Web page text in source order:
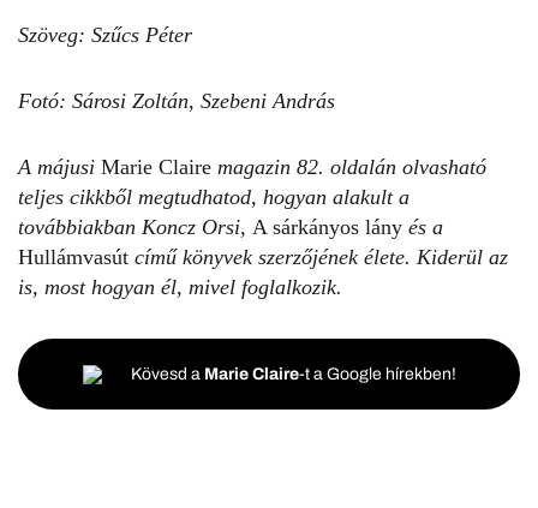
Szöveg: Szűcs Péter
Fotó: Sárosi Zoltán, Szebeni András
A májusi Marie Claire magazin 82. oldalán olvasható
teljes cikkből megtudhatod, hogyan alakult a
továbbiakban Koncz Orsi, A sárkányos lány és a
Hullámvasút című könyvek szerzőjének élete. Kiderül az
is, most hogyan él, mivel foglalkozik.
Kövesd a Marie Claire-t a Google hírekben!